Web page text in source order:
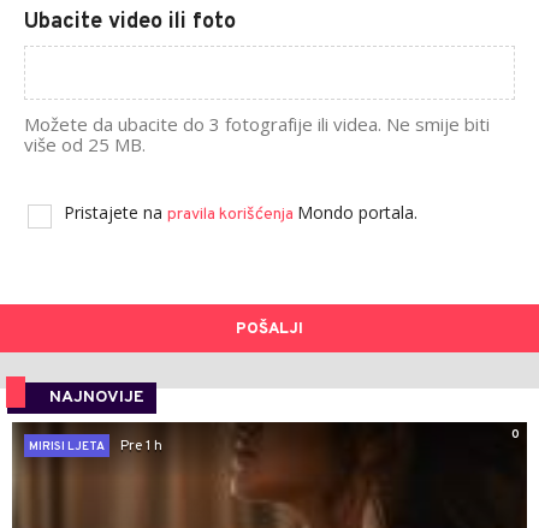
Ubacite video ili foto
Možete da ubacite do 3 fotografije ili videa. Ne smije biti
više od 25 MB.
Pristajete na pravila korišćenja Mondo portala.
POŠALJI
NAJNOVIJE
0
MIRISI LJETA
Pre 1 h